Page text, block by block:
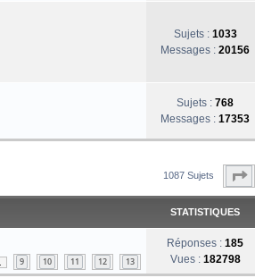
Sujets : 1033
Messages : 20156
Sujets : 768
Messages : 17353
1087 Sujets
STATISTIQUES
9 10 11 12 13
Réponses : 185
Vues : 182798